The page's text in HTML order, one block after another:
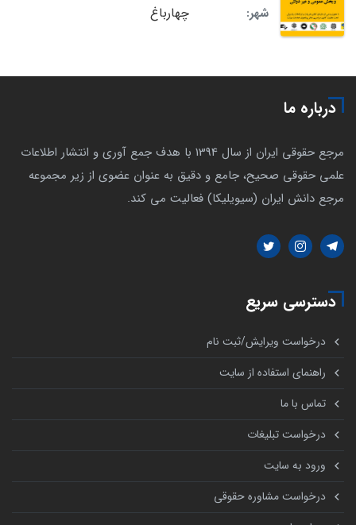
شهر:
چهارباغ
درباره ما
مرجع حقوقی ایران از سال 1394 با هدف جمع آوری و انتشار اطلاعات
علمی حقوقی صحیح، جامع و دقیق به عنوان عضوی از زیر مجموعه
مرجع دانش ایران (سیویلیکا) فعالیت می کند.
دسترسی سریع
درخواست ویرایش/ثبت نام
راهنمای استفاده از سایت
تماس با ما
درخواست تبلیغات
ورود به سایت
درخواست مشاوره حقوقی